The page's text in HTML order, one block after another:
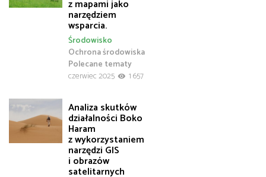
z mapami jako
narzędziem
wsparcia.
Ochrona środowiska
Polecane tematy
Środowisko
czerwiec 2025 1 657
Analiza skutków
działalności Boko
Haram
z wykorzystaniem
narzędzi GIS
i obrazów
satelitarnych